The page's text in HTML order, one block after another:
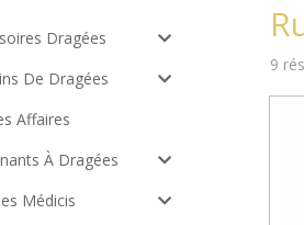
9
Dragées
De Dragées
Affaires
À Dragées
Médicis